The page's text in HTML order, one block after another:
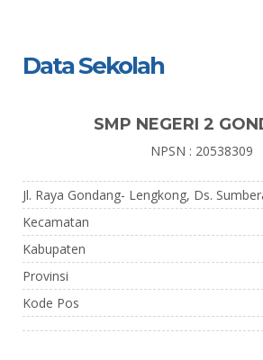
Data Sekolah
SMP NEGERI 2
NPSN : 20538309
Jl. Raya Gondang- Lengkong, Ds.
Kecamatan
Kabupaten
Provinsi
Kode Pos